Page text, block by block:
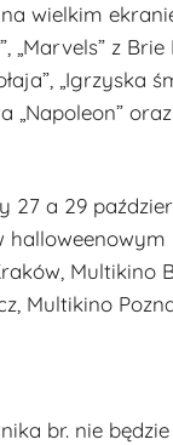
wielkim
„Marvels” z
„Igrzyska
27 a 29
Multikino
Multikino
br. nie